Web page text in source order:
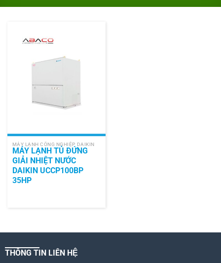
MÁY LẠNH CÔNG NGHIỆP DAIKIN
MÁY LẠNH TỦ ĐỨNG
GIẢI NHIỆT NƯỚC
DAIKIN UCCP100BP
35HP
THÔNG TIN LIÊN HỆ